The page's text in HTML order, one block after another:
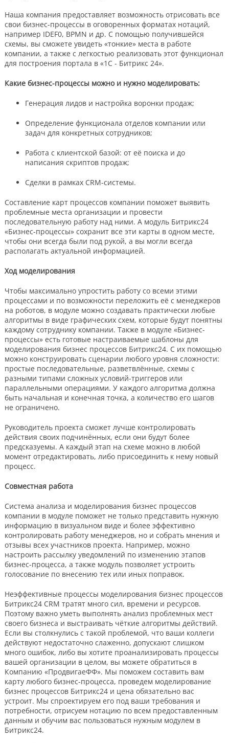
Наша компания предоставляет возможность отрисовать все
свои бизнес-процессы в оговоренных форматах нотаций,
например IDEF0, BPMN и др. С помощью получившейся
схемы, вы сможете увидеть «тонкие» места в работе
компании, а также с легкостью реализовать этот функционал
для построения портала в «1С - Битрикс 24».
Какие бизнес-процессы можно и нужно моделировать:
Генерация лидов и настройка воронки продаж;
Определение функционала отделов компании или
задач для конкретных сотрудников;
Работа с клиентской базой: от её поиска и до
написания скриптов продаж;
Сделки в рамках CRM-системы.
Составление карт процессов компании поможет выявить
проблемные места организации и провести
последовательную работу над ними. А модуль Битрикс24
«Бизнес-процессы» сохранит все эти карты в одном месте,
чтобы они всегда были под рукой, а вы могли всегда
располагать актуальной информацией.
Ход моделирования
Чтобы максимально упростить работу со всеми этими
процессами и по возможности переложить её с менеджеров
на роботов, в модуле можно создавать практически любые
алгоритмы в виде графических схем, которые будут понятны
каждому сотруднику компании. Также в модуле «Бизнес-
процессы» есть готовые настраиваемые шаблоны для
моделирования бизнес процессов Битрикс24. С их помощью
можно конструировать сценарии любого уровня сложности:
простые последовательные, разветвлённые, схемы с
разными типами сложных условий-триггеров или
параллельными операциями. У каждого алгоритма должна
быть начальная и конечная точка, а количество его шагов
не ограничено.
Руководитель проекта сможет лучше контролировать
действия своих подчинённых, если они будут более
предсказуемы. А каждый этап на схеме можно в любой
момент отредактировать, либо присоединить к нему новый
процесс.
Совместная работа
Система анализа и моделирования бизнес процессов
компании в модуле поможет не только представить нужную
информацию в визуальном виде и более эффективно
контролировать работу менеджеров, но и собрать мнения и
отзывы всех участников проекта. Например, можно
настроить рассылку уведомлений по изменению этапов
бизнес-процесса, а также модуль позволяет устроить
голосование по внесению тех или иных поправок.
Неэффективные процессы моделирования бизнес процессов
Битрикс24 CRM тратят много сил, времени и ресурсов.
Поэтому важно уметь выполнять анализ проблемных мест
своего бизнеса и выстраивать чёткие алгоритмы действий.
Если вы столкнулись с такой проблемой, что ваши коллеги
действуют недостаточно слаженно, допускают слишком
много ошибок, либо вы хотите проанализировать процессы
вашей организации в целом, вы можете обратиться в
Компанию «ПродвигаеФФ». Мы поможем составить вам
карту любого бизнес-процесса, проведем моделирование
бизнес процессов Битрикс24 и цена обязательно вас
устроит. Мы спроектируем его под ваши требования и
потребности, отрисуем нотацию по всем предоставленным
данным и обучим вас пользоваться нужным модулем в
Битрикс24.